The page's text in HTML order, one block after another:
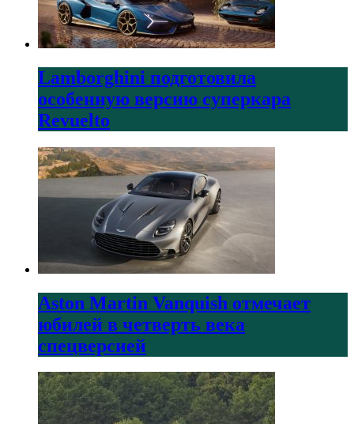
Lamborghini подготовила
особенную версию суперкара
Revuelto
Aston Martin Vanquish отмечает
юбилей в четверть века
спецверсией